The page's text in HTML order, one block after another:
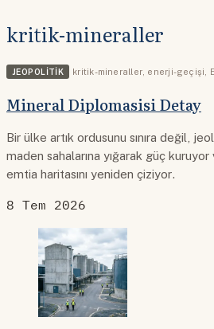
kritik-mineraller
JEOPOLITIK kritik-mineraller, enerji-geçişi,
Mineral Diplomasisi Detay
Bir ülke artık ordusunu sınıra değil,
maden sahalarına yığarak güç
emtia haritasını yeniden çiziyor.
8 Tem 2026